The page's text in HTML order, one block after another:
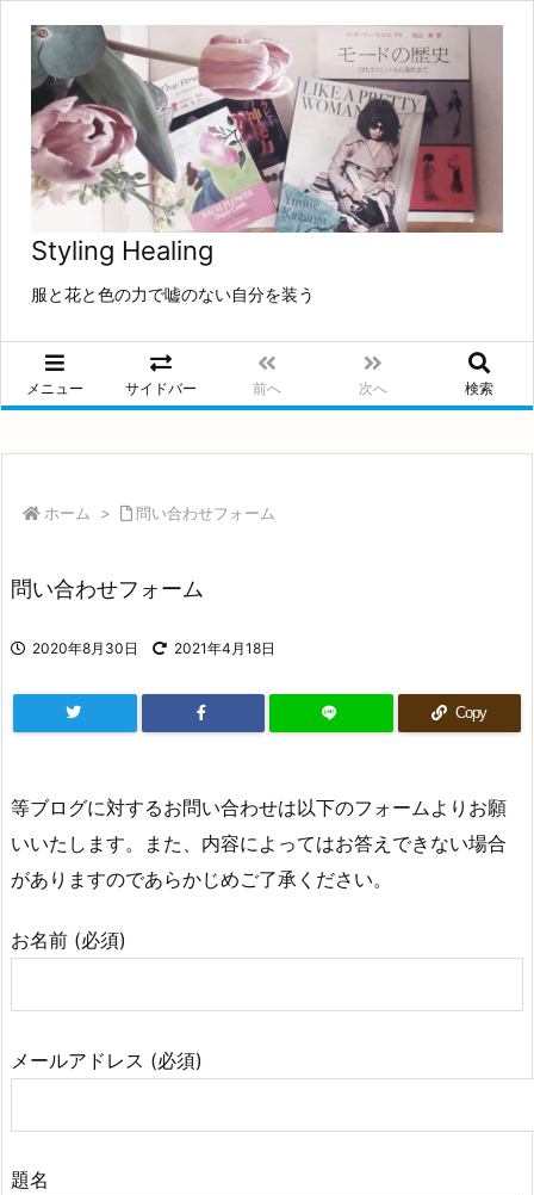
Styling Healing
服と花と色の力で嘘のない自分を装う
メニュー サイドバー 前へ 次へ 検索
ホーム > 問い合わせフォーム
問い合わせフォーム
2020年8月30日 2021年4月18日
Copy
等ブログに対するお問い合わせは以下のフォームよりお願
いいたします。また、内容によってはお答えできない場合
がありますのであらかじめご了承ください。
お名前 (必須)
メールアドレス (必須)
題名